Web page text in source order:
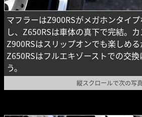
マフラーはZ900RSがメガホンタイ
し、Z650RSは車体の真下で完結。
Z900RSはスリップオンでも楽しめる
Z650RSはフルエキゾーストでの交換
う。
縦スクロールで次の写